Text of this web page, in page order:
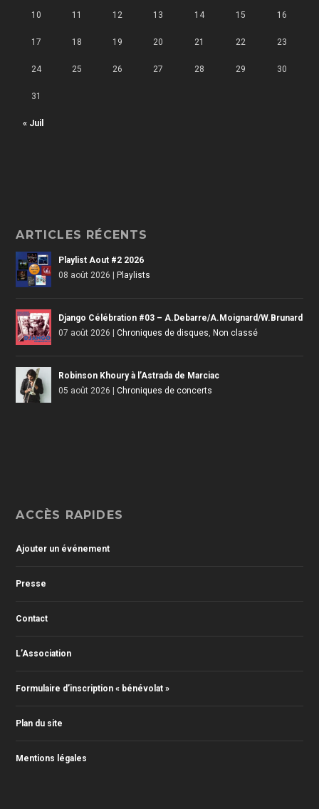
« Juil
10 11 12 13 14 15 16
17 18 19 20 21 22 23
24 25 26 27 28 29 30
31
ARTICLES RÉCENTS
Playlist Aout #2 2026
08 août 2026 |Playlists
Django Célébration #03 – A.Debarre/A.Moignard/W.Brunard
07 août 2026 |Chroniques de disques ,Non classé
Robinson Khoury à l’Astrada de Marciac
05 août 2026 |Chroniques de concerts
ACCÈS RAPIDES
Ajouter un événement
Presse
Contact
L’Association
Formulaire d’inscription « bénévolat »
Plan du site
Mentions légales